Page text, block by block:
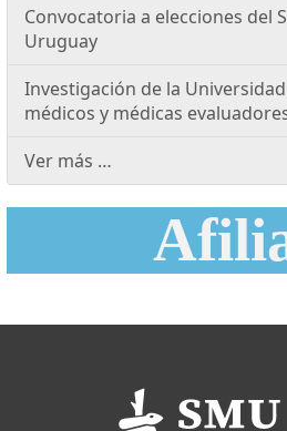
Convocatoria a elecciones del
Uruguay
Investigación de la
médicos y médicas
Ver más …